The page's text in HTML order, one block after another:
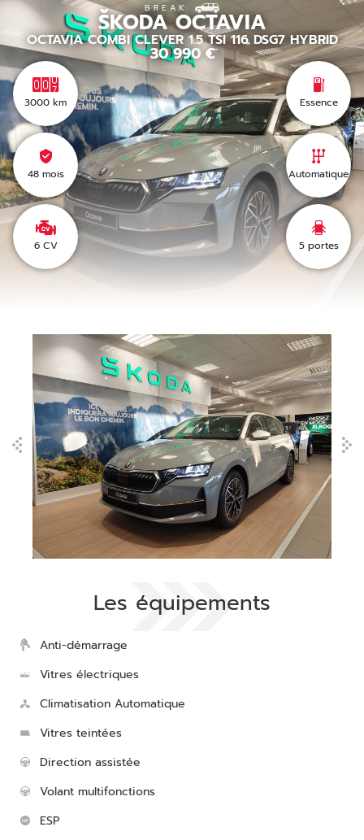
BREAK
ŠKODA OCTAVIA
OCTAVIA COMBI CLEVER 1.5 TSI 116 DSG7 HYBRID
30 990 €
3000 km
48 mois
6 CV
Essence
Automatique
5portes
Les équipements
Anti-démarrage
Vitres électriques
Climatisation Automatique
Vitres teintées
Direction assistée
Volant multifonctions
ESP